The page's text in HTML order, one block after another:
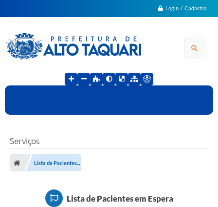
Login / Cadastro
Serviços
Lista de Pacientes...
Lista de Pacientes em Espera